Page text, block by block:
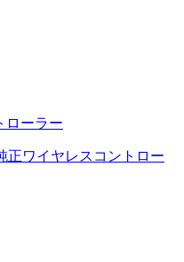
ローラー
正ワイヤレスコントロー